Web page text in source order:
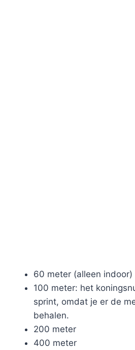
60 meter (alleen indoor)
100 meter: het
sprint, omdat je er de
behalen.
200 meter
400 meter